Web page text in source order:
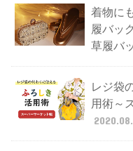
着物に
履バッ
草履バ
レジ袋
用術～